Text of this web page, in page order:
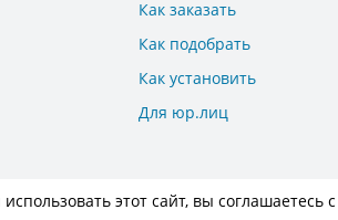
Как заказать
Как подобрать
Как установить
Для юр.лиц
этот сайт, вы соглашаетесь